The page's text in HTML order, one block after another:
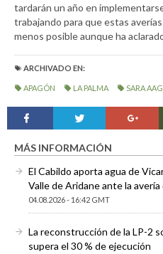
tardarán un año en
trabajando para que estas
menos posible aunque ha
ARCHIVADO EN:
APAGÓN LA PALMA SARA
MÁS INFORMACIÓN
El Cabildo aporta agua de
Valle de Aridane ante la
04.08.2026 - 16:42 GMT
La reconstrucción de la LP-2
supera el 30 % de ejecución